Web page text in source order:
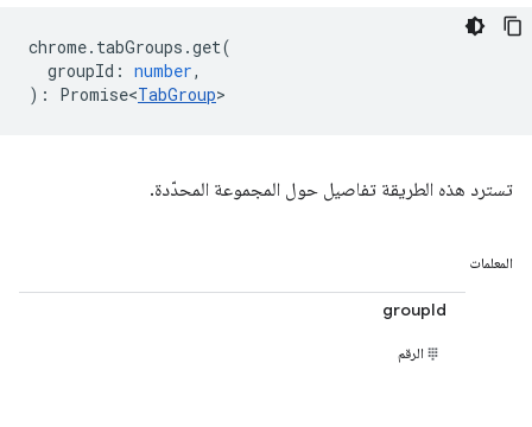
chrome. tabGroups .get(
groupId : number,
) : Promise<TabGroup>
تسترد هذه الطريقة تفاصيل حول المجموعة المحدّدة.
المعلمات
groupId
الرقم